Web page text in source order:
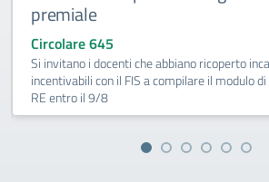
premiale
Circolare 645
Si invitano i docenti che abbiano ricoperto
incentivabili con il FIS a compilare il modulo
RE entro il 9/8